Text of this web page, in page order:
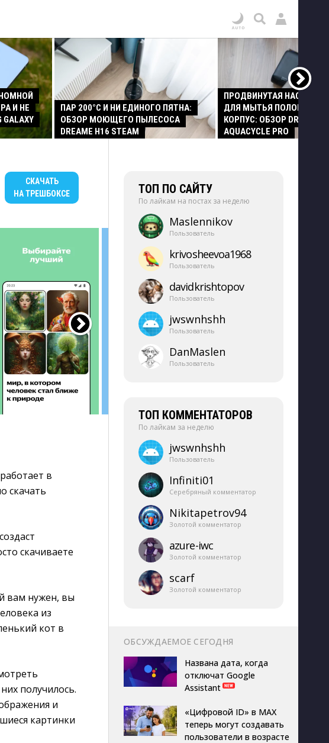
И НЕ
ПАР 200°C И НИ ЕДИНОГО ПЯТНА:
ОБЗОР МОЮЩЕГО ПЫЛЕСОСА
DREAME H16 STEAM
ПРОДВИНУТАЯ НАСАДКА
ДЛЯ МЫТЬЯ ПОЛОВ И
КОРПУС: ОБЗОР DREAME
AQUACYCLE PRO
СКАЧАТЬ
НА ТРЕШБОКСЕ
в
скачать
скачиваете
вам нужен, вы
из
кот в
получилось.
и
картинки
ТОП ПО САЙТУ
По лайкам на постах за неделю
Maslennikov
Пользователь
krivosheevoa1968
Пользователь
davidkrishtopov
Пользователь
jwswnhshh
Пользователь
DanMaslen
Пользователь
ТОП КОММЕНТАТОРОВ
По лайкам за неделю
jwswnhshh
Пользователь
Infiniti01
Серебряный комментатор
Nikitapetrov94
Золотой комментатор
azure-​iwc
Золотой комментатор
scarf
Золотой комментатор
ОБСУЖДАЕМОЕ СЕГОДНЯ
Названа дата, когда
отключат Google
Assistant
«Цифровой ID» в MAX
теперь могут создавать
пользователи в возрасте